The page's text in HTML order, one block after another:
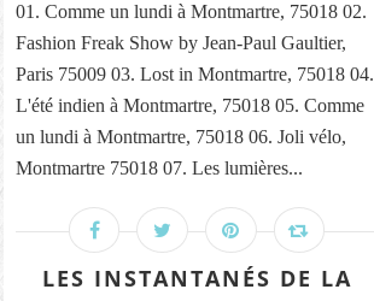
01. Comme un lundi à Montmartre, 75018 02.
Fashion Freak Show by Jean-Paul Gaultier,
Paris 75009 03. Lost in Montmartre, 75018 04.
L'été indien à Montmartre, 75018 05. Comme
un lundi à Montmartre, 75018 06. Joli vélo,
Montmartre 75018 07. Les lumières...
LES INSTANTANÉS DE LA